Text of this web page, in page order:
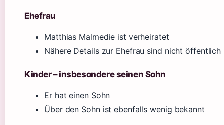
Ehefrau
Matthias Malmedie ist verheiratet
Nähere Details zur Ehefrau sind nicht öffentlich
Kinder – insbesondere seinen Sohn
Er hat einen Sohn
Über den Sohn ist ebenfalls wenig bekannt